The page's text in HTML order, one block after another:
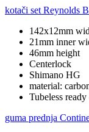
kotači set Reynolds
142x12mm
21mm inner
46mm height
Centerlock
Shimano HG
material:
Tubeless
guma prednja